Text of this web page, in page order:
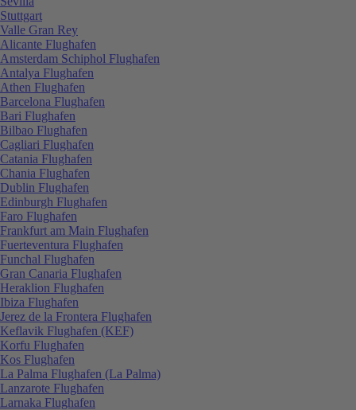
Stuttgart
Valle Gran Rey
Alicante Flughafen
Amsterdam Schiphol Flughafen
Antalya Flughafen
Athen Flughafen
Barcelona Flughafen
Bari Flughafen
Bilbao Flughafen
Cagliari Flughafen
Catania Flughafen
Chania Flughafen
Dublin Flughafen
Edinburgh Flughafen
Faro Flughafen
Frankfurt am Main Flughafen
Fuerteventura Flughafen
Funchal Flughafen
Gran Canaria Flughafen
Heraklion Flughafen
Ibiza Flughafen
Jerez de la Frontera Flughafen
Keflavik Flughafen (KEF)
Korfu Flughafen
Kos Flughafen
La Palma Flughafen (La Palma)
Lanzarote Flughafen
Larnaka Flughafen